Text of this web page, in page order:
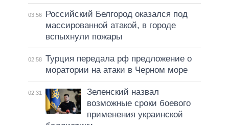
03:56
Российский Белгород оказался под
массированной атакой, в городе
вспыхнули пожары
02:58 Турция передала рф предложение о
моратории на атаки в Черном море
02:31
Зеленский назвал
возможные сроки боевого
применения украинской